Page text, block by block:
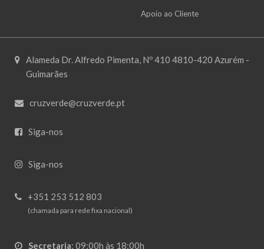
Apoio ao Cliente
Alameda Dr. Alfredo Pimenta, Nº 410 4810-420 Azurém -
Guimarães
cruzverde@cruzverde.pt
Siga-nos
Siga-nos
+351 253 512 803
(chamada para rede fixa nacional)
Secretaria: 09:00h às 18:00h